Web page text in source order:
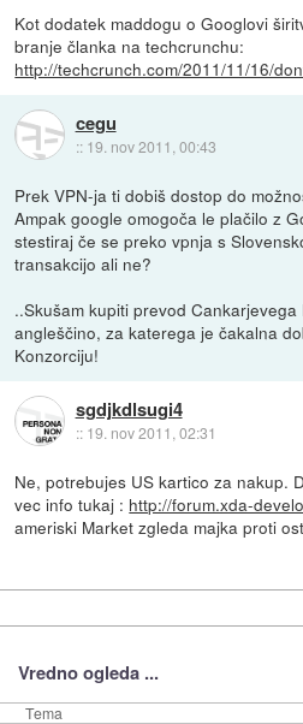
Kot dodatek maddogu o Googlovi
branje članka na techcrunchu:
http://techcrunch.com/2011/11/16/
cegu
:: 19. nov 2011, 00:43
Prek VPN-ja ti dobiš dostop do
Ampak google omogoča le plačilo z
stestiraj če se preko vpnja s
transakcijo ali ne?
..Skušam kupiti prevod
angleščino, za katerega je čakalna
Konzorciju!
sgdjkdlsugi4
:: 19. nov 2011, 02:31
Ne, potrebujes US kartico za nakup.
vec info tukaj : http://forum.xda-
ameriski Market zgleda majka proti
Vredno ogleda ...
Tema